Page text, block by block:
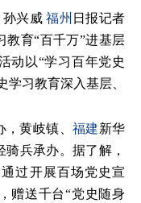
孙兴威福州 日报记者
教育“百千万”进基层
动以“学习百年党史
习教育深入基层、
黄岐镇、 福建新华
兵承办。据了解，
过开展百场党史宣
赠送千台“党史随身